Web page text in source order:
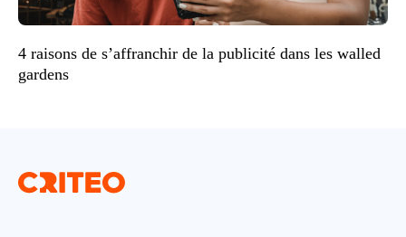
4 raisons de s’affranchir de la publicité dans les walled
gardens